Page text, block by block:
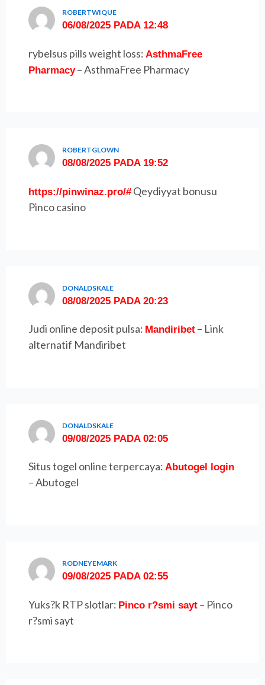
ROBERTWIQUE
06/08/2025 PADA 12:48
rybelsus pills weight loss: AsthmaFree
Pharmacy– AsthmaFree Pharmacy
ROBERTGLOWN
08/08/2025 PADA 19:52
https://pinwinaz.pro/#Qeydiyyat bonusu
Pinco casino
DONALDSKALE
08/08/2025 PADA 20:23
Judi online deposit pulsa: Mandiribet – Link
alternatif Mandiribet
DONALDSKALE
09/08/2025 PADA 02:05
Situs togel online terpercaya:Abutogel login
– Abutogel
RODNEYEMARK
09/08/2025 PADA 02:55
Yuks?k RTP slotlar: Pinco r?smi sayt – Pinco
r?smi sayt